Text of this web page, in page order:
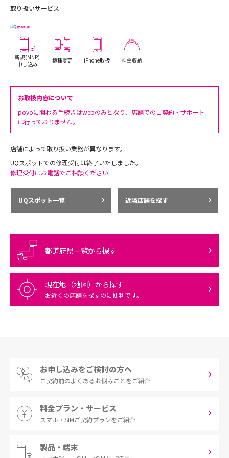
取り扱いサービス
新規(MNP)
申し込み
機種変更 iPhone取扱 料金収納
お取扱内容について
povoに関わる手続きはwebのみとなり、店舗でのご契約・サポート
は行っておりません。
店舗によって取り扱い業務が異なります。
UQスポットでの修理受付は終了いたしました。
修理受付はお電話でご相談ください
UQスポット一覧 近隣店舗を探す
都道府県一覧から探す
現在地（地図）から探す
お近くの店舗を探すのに便利です。
お申し込みをご検討の方へ
ご契約前のよくあるお悩みごとをご紹介
料金プラン・サービス
スマホ・SIMご契約プランをご紹介
製品・端末